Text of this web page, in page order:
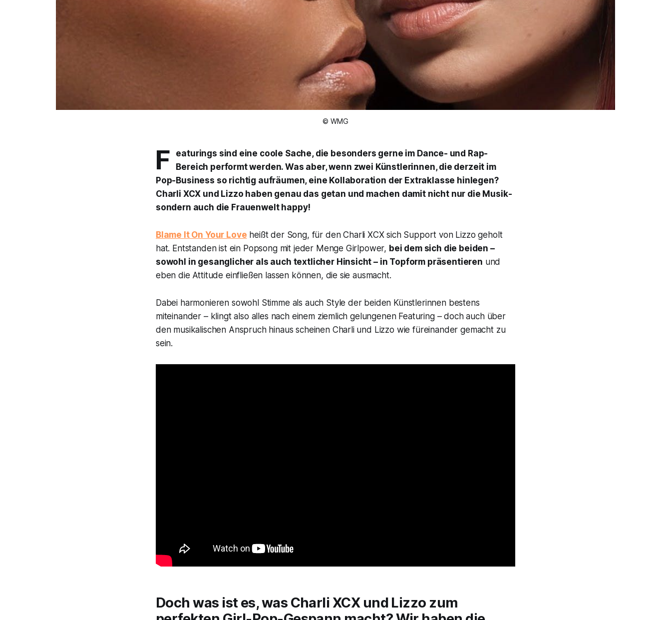
© WMG
F
eaturings sind eine coole Sache, die besonders gerne im Dance- und Rap-
Bereich performt werden. Was aber, wenn zwei Künstlerinnen, die derzeit im
Pop-Business so richtig aufräumen, eine Kollaboration der Extraklasse hinlegen?
Charli XCX und Lizzo haben genau das getan und machen damit nicht nur die Musik-
sondern auch die Frauenwelt happy!
Blame It On Your Love heißt der Song, für den Charli XCX sich Support von Lizzo geholt
hat. Entstanden ist ein Popsong mit jeder Menge Girlpower, bei dem sich die beiden –
sowohl in gesanglicher als auch textlicher Hinsicht – in Topform präsentieren und
eben die Attitude einfließen lassen können, die sie ausmacht.
Dabei harmonieren sowohl Stimme als auch Style der beiden Künstlerinnen bestens
miteinander – klingt also alles nach einem ziemlich gelungenen Featuring – doch auch über
den musikalischen Anspruch hinaus scheinen Charli und Lizzo wie füreinander gemacht zu
sein.
Doch was ist es, was Charli XCX und Lizzo zum